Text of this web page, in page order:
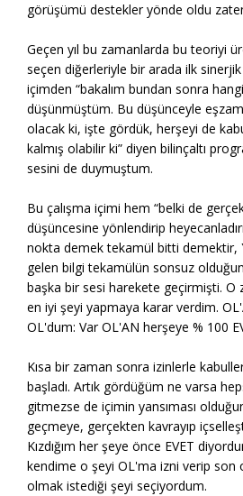
görüşümü destekler yönde oldu
Geçen yıl bu zamanlarda bu teoriyi
seçen diğerleriyle bir arada ilk sinerjik
içimden “bakalım bundan sonra hangi
düşünmüştüm. Bu düşünceyle
olacak ki, işte gördük, herşeyi de
kalmış olabilir ki” diyen bilinçaltı
sesini de duymuştum.
Bu çalışma içimi hem “belki de
düşüncesine yönlendirip
nokta demek tekamül bitti demektir,
gelen bilgi tekamülün sonsuz
başka bir sesi harekete geçirmişti. O
en iyi şeyi yapmaya karar verdim.
OL'dum: Var OL'AN herşeye % 100
Kısa bir zaman sonra izinlerle
başladı. Artık gördüğüm ne varsa
gitmezse de içimin yansıması
geçmeye, gerçekten kavrayıp
Kızdığım her şeye önce EVET
kendime o şeyi OL'ma izni verip son
olmak istediği şeyi seçiyordum.